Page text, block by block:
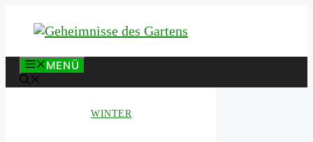
Inhalt
MENÜ
WINTER